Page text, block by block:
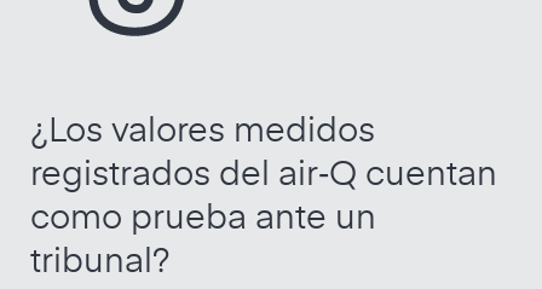
¿Los valores medidos
registrados del air‑Q cuentan
como prueba ante un
tribunal?